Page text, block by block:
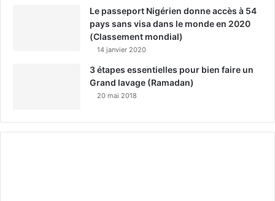
Le passeport Nigérien donne accès à 54
pays sans visa dans le monde en 2020
(Classement mondial)
14 janvier 2020
3 étapes essentielles pour bien faire un
Grand lavage (Ramadan)
20 mai 2018